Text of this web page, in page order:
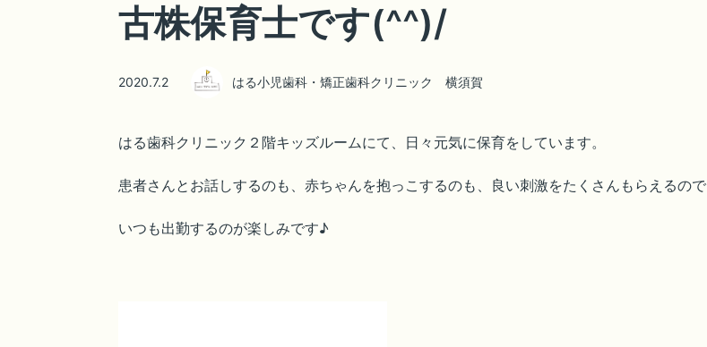
古株保育士です(^^)/
2020.7.2 はる小児歯科・矯正歯科クリニック 横須賀
はる歯科クリニック２階キッズルームにて、日々元気に保育をしています。
患者さんとお話しするのも、赤ちゃんを抱っこするのも、良い刺激をたくさんもらえるので
いつも出勤するのが楽しみです♪